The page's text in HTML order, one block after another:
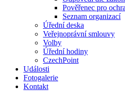
Pověřenec pro
Seznam organizací
Úřední deska
Veřejnoprávní smlouvy
Volby
Úřední hodiny
CzechPoint
Události
Fotogalerie
Kontakt